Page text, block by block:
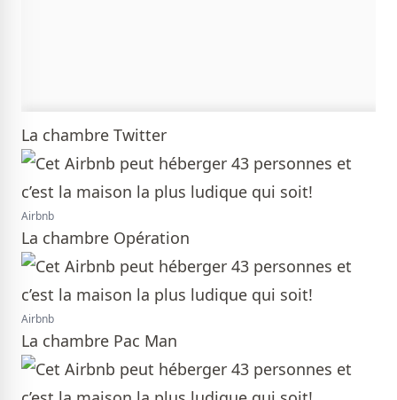
La chambre Twitter
Airbnb
La chambre Opération
Airbnb
La chambre Pac Man